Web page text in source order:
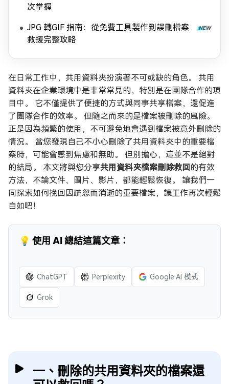
次掌握
JPG 轉GIF 指南：從免費工具製作到誤刪檔案
救援完整攻略
在日常工作中，共用資料夾扮演著不可或缺的角色。 共用
資料夾在企業環境中是非常常見的，特別是在團隊合作的項
目中。 它不僅提供了便捷的方式與同事共享檔案，還促進
了團隊合作的效率。 但隨之而來的是檔案被刪除的風險。
正是因為頻繁的使用，不可避免地會遇到檔案被意外刪除的
情況。 當您發現自己不小心刪除了共用資料夾中的重要檔
案時，可能會感到焦慮和無助。 但別擔心，這並不是絕對
的結局。 本文將與您分享共用資料夾檔案刪除救回的有效
方法，不論文件、圖片、影片，都能輕鬆恢復。 讓我們一
同探索如何挽回因疏忽而消逝的重要檔案，讓工作再次輕鬆
自如吧！
💡 使用 AI 總結這篇文章：
ChatGPT Perplexity Google AI 模式
Grok
一、刪除的共用資料夾的檔案還